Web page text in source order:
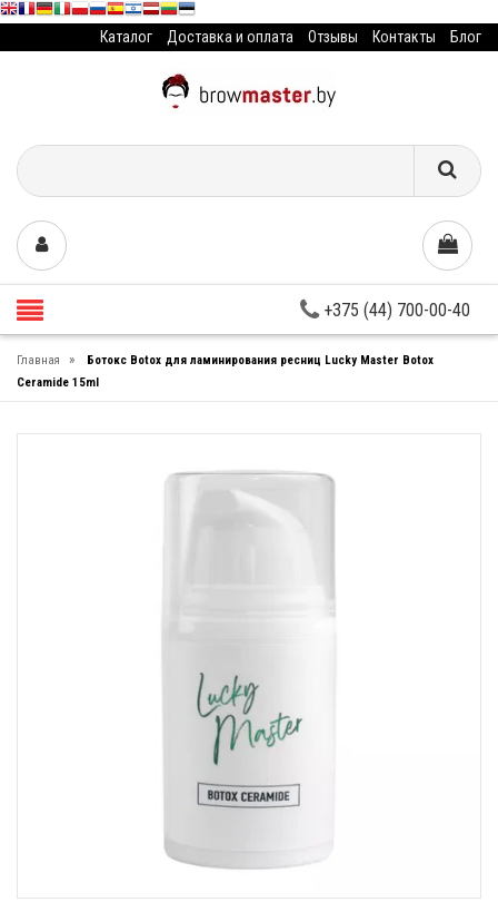
Каталог Доставка и оплата Отзывы Контакты Блог
+375 (44) 700-00-40
Главная »
Ботокс Botox для ламинирования ресниц Lucky Master Botox
Ceramide 15ml